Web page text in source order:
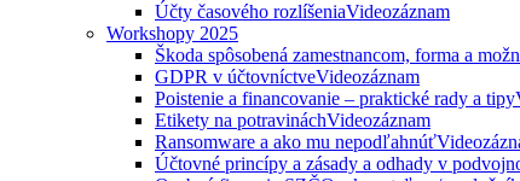
Účty časového rozlíšeniaVideozáznam
Workshopy 2025
Škoda spôsobená zamestnancom, forma a
GDPR v účtovníctveVideozáznam
Poistenie a financovanie – praktické rady a tipy
Etikety na potravináchVideozáznam
Ransomware a ako mu nepodľahnúť
Účtovné princípy a zásady a odhady v